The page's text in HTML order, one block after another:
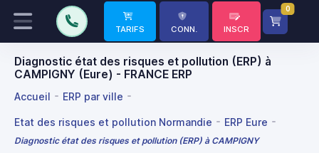
TARIFS CONN. INSCR
0
Diagnostic état des risques et pollution (ERP) à
CAMPIGNY (Eure) - FRANCE ERP
Accueil ERP par ville
Etat des risques et pollution Normandie ERP Eure
Diagnostic état des risques et pollution (ERP) à CAMPIGNY